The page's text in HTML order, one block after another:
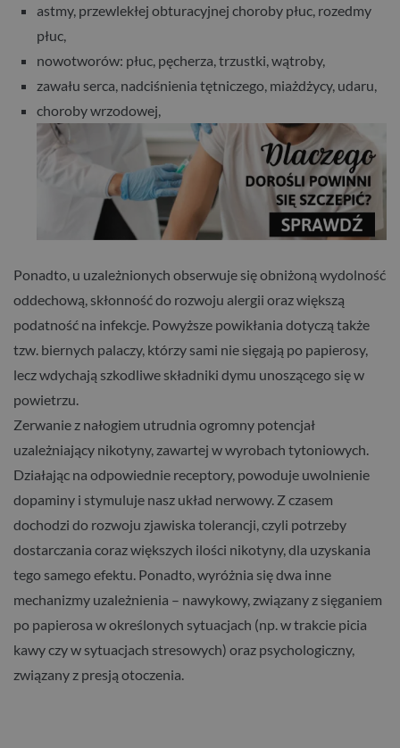
astmy, przewlekłej obturacyjnej choroby płuc, rozedmy
płuc,
nowotworów: płuc, pęcherza, trzustki, wątroby,
zawału serca, nadciśnienia tętniczego, miażdżycy, udaru,
choroby wrzodowej,
Ponadto, u uzależnionych obserwuje się obniżoną wydolność
oddechową, skłonność do rozwoju alergii oraz większą
podatność na infekcje. Powyższe powikłania dotyczą także
tzw. biernych palaczy, którzy sami nie sięgają po papierosy,
lecz wdychają szkodliwe składniki dymu unoszącego się w
powietrzu.
Zerwanie z nałogiem utrudnia ogromny potencjał
uzależniający nikotyny, zawartej w wyrobach tytoniowych.
Działając na odpowiednie receptory, powoduje uwolnienie
dopaminy i stymuluje nasz układ nerwowy. Z czasem
dochodzi do rozwoju zjawiska tolerancji, czyli potrzeby
dostarczania coraz większych ilości nikotyny, dla uzyskania
tego samego efektu. Ponadto, wyróżnia się dwa inne
mechanizmy uzależnienia – nawykowy, związany z sięganiem
po papierosa w określonych sytuacjach (np. w trakcie picia
kawy czy w sytuacjach stresowych) oraz psychologiczny,
związany z presją otoczenia.